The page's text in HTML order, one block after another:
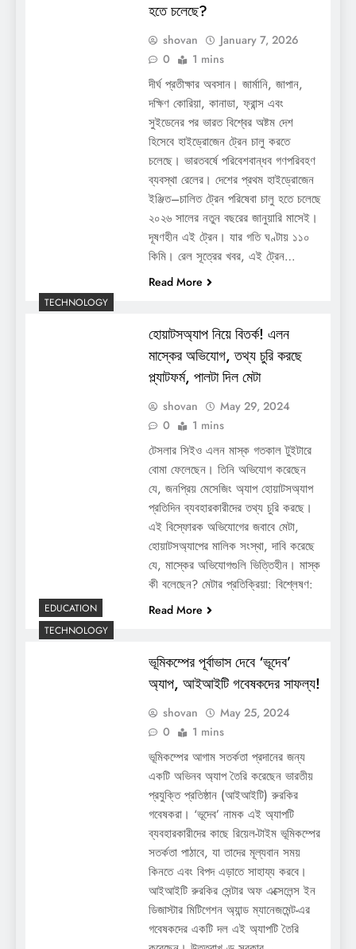
হতে চলেছে?
shovan
January 7, 2026
0
1 mins
দীর্ঘ প্রতীক্ষার অবসান। জার্মানি, জাপান,
দক্ষিণ কোরিয়া, কানাডা, ফ্রান্স এবং
সুইডেনের পর ভারত বিশ্বের অষ্টম দেশ
হিসেবে হাইড্রোজেন ট্রেন চালু করতে
চলেছে। ভারতবর্ষে পরিবেশবান্ধব গণপরিবহণ
ব্যবস্থা রেলের। দেশের প্রথম হাইড্রোজেন
ইঞ্জিত–চালিত ট্রেন পরিষেবা চালু হতে চলেছে
২০২৬ সালের নতুন বছরের জানুয়ারি মাসেই।
দূষণহীন এই ট্রেন। যার গতি ঘণ্টায় ১১০
কিমি। রেল সূত্রের খবর, এই ট্রেন…
Read More
TECHNOLOGY
হোয়াটসঅ্যাপ নিয়ে বিতর্ক! এলন
মাস্কের অভিযোগ, তথ্য চুরি করছে
প্ল্যাটফর্ম, পালটা দিল মেটা
shovan
May 29, 2024
0
1 mins
টেসলার সিইও এলন মাস্ক গতকাল টুইটারে
বোমা ফেলেছেন। তিনি অভিযোগ করেছেন
যে, জনপ্রিয় মেসেজিং অ্যাপ হোয়াটসঅ্যাপ
প্রতিদিন ব্যবহারকারীদের তথ্য চুরি করছে।
এই বিস্ফোরক অভিযোগের জবাবে মেটা,
হোয়াটসঅ্যাপের মালিক সংস্থা, দাবি করেছে
যে, মাস্কের অভিযোগগুলি ভিত্তিহীন। মাস্ক
কী বলেছেন? মেটার প্রতিক্রিয়া: বিশ্লেষণ:
Read More
EDUCATION
TECHNOLOGY
ভূমিকম্পের পূর্বাভাস দেবে ‘ভূদেব’
অ্যাপ, আইআইটি গবেষকদের সাফল্য!
shovan
May 25, 2024
0
1 mins
ভূমিকম্পের আগাম সতর্কতা প্রদানের জন্য
একটি অভিনব অ্যাপ তৈরি করেছেন ভারতীয়
প্রযুক্তি প্রতিষ্ঠান (আইআইটি) রুরকির
গবেষকরা। ‘ভূদেব’ নামক এই অ্যাপটি
ব্যবহারকারীদের কাছে রিয়েল-টাইম ভূমিকম্পের
সতর্কতা পাঠাবে, যা তাদের মূল্যবান সময়
কিনতে এবং বিপদ এড়াতে সাহায্য করবে।
আইআইটি রুরকির সেন্টার অফ এক্সেলেন্স ইন
ডিজাস্টার মিটিগেশন অ্যান্ড ম্যানেজমেন্ট-এর
গবেষকদের একটি দল এই অ্যাপটি তৈরি